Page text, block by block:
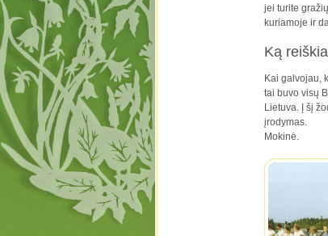
jei turite
kuriamoje ir
Ką
Kai galvojau,
tai buvo visų
Lietuva. Į šį
įrodymas.
Mokinė.